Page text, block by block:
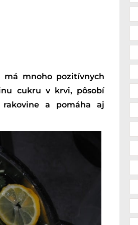
mnoho pozitívnych
cukru v krvi, pôsobí
a pomáha aj